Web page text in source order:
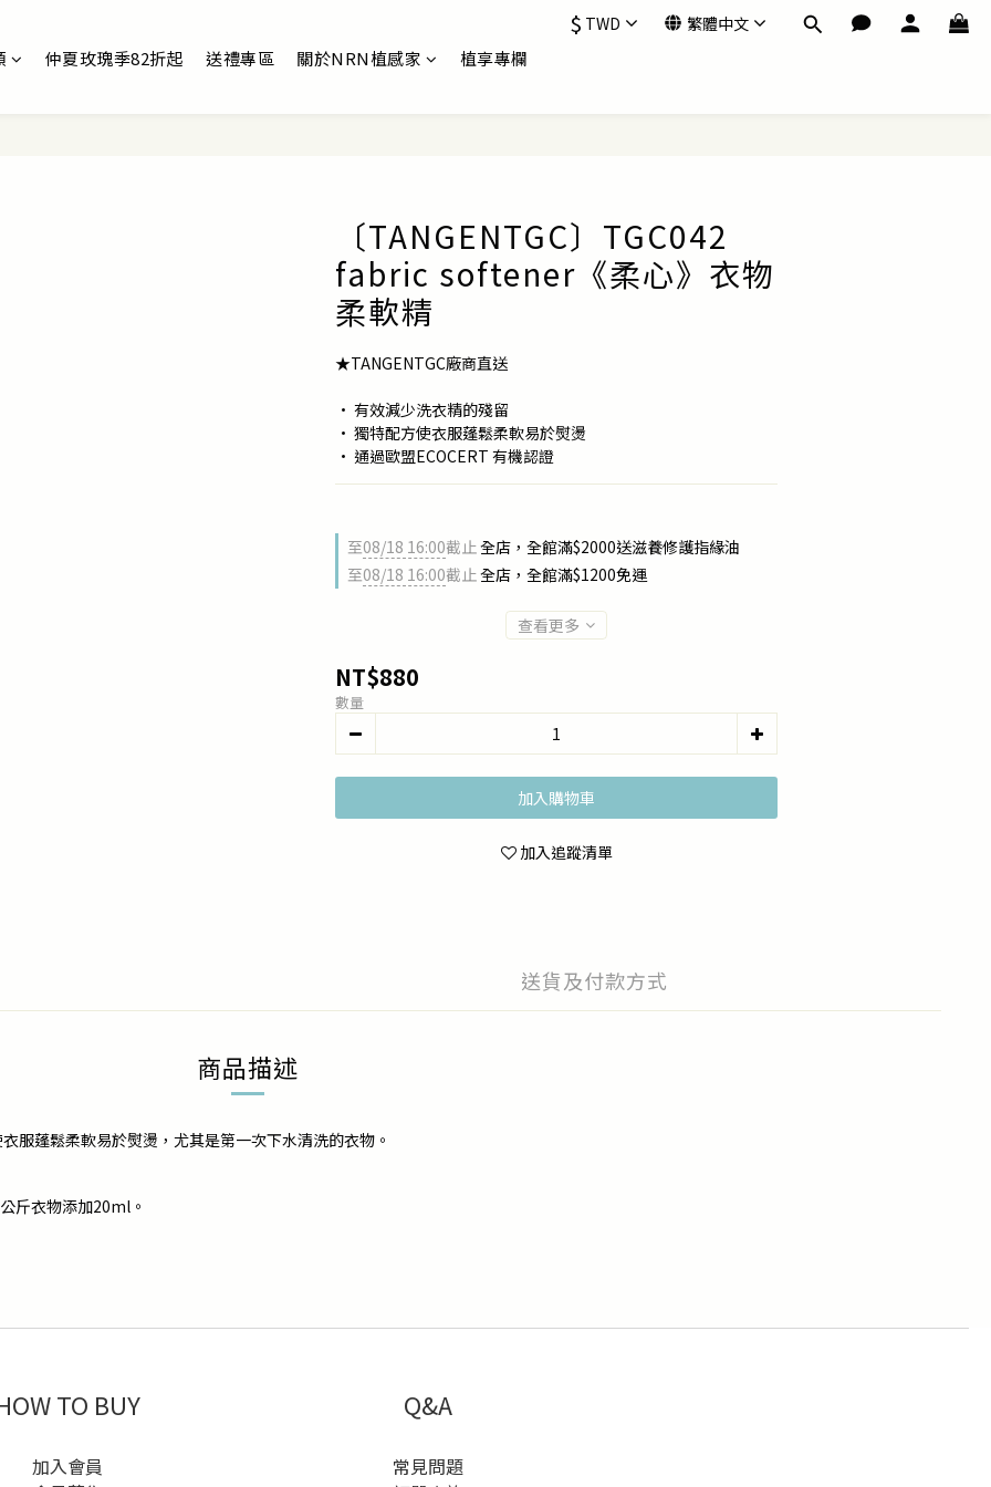
$ TWD 繁體中文
仲夏玫瑰季82折起 送禮專區 關於NRN植感家 植享專欄
〔TANGENTGC〕TGC042
fabric softener《柔心》衣物
柔軟精
★TANGENTGC廠商直送
• 有效減少洗衣精的殘留
• 獨特配方使衣服蓬鬆柔軟易於熨燙
• 通過歐盟ECOCERT 有機認證
至08/18 16:00截止全店，全館滿$2000送滋養修護指緣油
至08/18 16:00截止全店，全館滿$1200免運
查看更多
NT$880
數量
加入購物車
加入追蹤清單
送貨及付款方式
商品描述
服蓬鬆柔軟易於熨燙，尤其是第一次下水清洗的衣物。
斤衣物添加20ml。
TO BUY
加入會員
Q&A
常見問題